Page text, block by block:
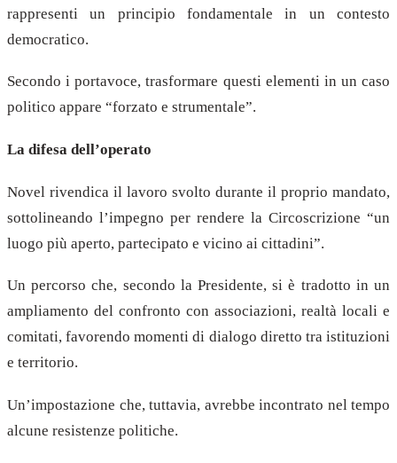
rappresenti un principio fondamentale in un contesto
democratico.
Secondo i portavoce, trasformare questi elementi in un caso
politico appare “forzato e strumentale”.
La difesa dell’operato
Novel rivendica il lavoro svolto durante il proprio mandato,
sottolineando l’impegno per rendere la Circoscrizione “un
luogo più aperto, partecipato e vicino ai cittadini”.
Un percorso che, secondo la Presidente, si è tradotto in un
ampliamento del confronto con associazioni, realtà locali e
comitati, favorendo momenti di dialogo diretto tra istituzioni
e territorio.
Un’impostazione che, tuttavia, avrebbe incontrato nel tempo
alcune resistenze politiche.